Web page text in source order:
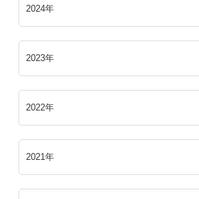
2024年
2023年
2022年
2021年